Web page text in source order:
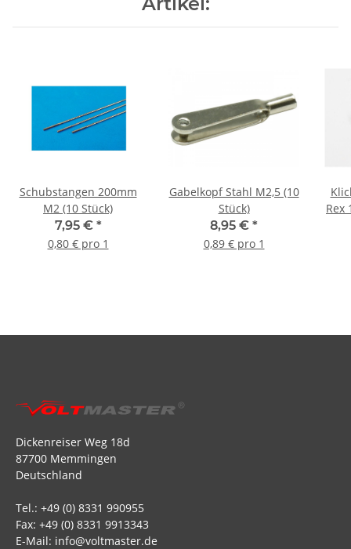
Schubstangen 200mm
M2 (10 Stück)
7,95 € *
0,80 € pro 1
Gabelkopf Stahl M2,5 (10
Stück)
8,95 € *
0,89 € pro 1
Rex
Dickenreiser Weg 18d
87700 Memmingen
Deutschland
Tel.: +49 (0) 8331 990955
Fax: +49 (0) 8331 9913343
E-Mail: info@voltmaster.de